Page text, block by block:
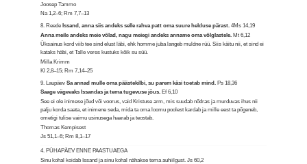
Joosep Tammo
Na 1,2–6; Rm 7,7–13
8. Reede Issand, anna siis andeks selle rahva patt oma suure helduse pärast.4Ms 14,19
Anna meile andeks meie võlad, nagu meiegi andeks anname oma võlglastele.Mt 6,12
Üksainus kord viib tee sind elust läbi, ehk homme juba langeb muldne rüü. Siis käitu nii, et sind ei
kataks häbi, et Talle veres kustuks kõik su süü.
Milla Krimm
Kl 2,8–15; Rm 7,14–25
9. LaupäevSa annad mulle oma päästekilbi, su parem käsi toetab mind. Ps 18,36
Saage vägevaks Issandas ja tema tugevuse jõus. Ef 6,10
See ei ole inimese jõud või voorus, vaid Kristuse arm, mis suudab nõdras ja murduvas ihus nii
palju korda saata, et inimene seda, mida ta oma loomu poolest kardab ja mille eest ta põgeneb,
ometigi tulise vaimu usinusega haarab ja teostab.
Thomas Kempisest
Js 51,1–6; Rm 8,1–17
4. PÜHAPÄEV ENNE PAASTUAEGA
Sinu kohal koidab Issand ja sinu kohal nähakse tema auhiilgust.Js 60,2